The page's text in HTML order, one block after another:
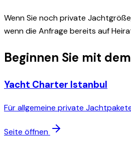
Wenn Sie noch private
wenn die Anfrage bereits auf
Beginnen Sie mit
Yacht Charter Istanbul
Für allgemeine private
Seite öffnen